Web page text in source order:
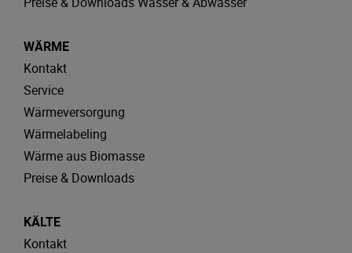
WÄRME
Kontakt
Service
Wärmeversorgung
Wärmelabeling
Wärme aus Biomasse
Preise & Downloads
KÄLTE
Kontakt